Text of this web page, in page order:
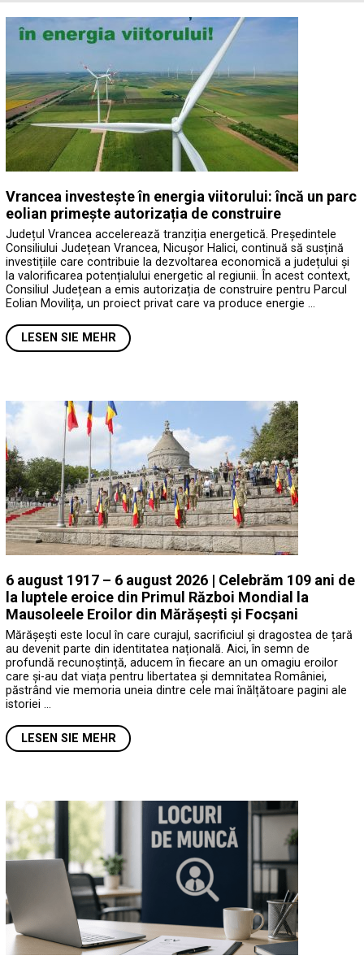
Vrancea investește în energia viitorului: încă un parc
eolian primește autorizația de construire
Județul Vrancea accelerează tranziția energetică. Președintele
Consiliului Județean Vrancea, Nicușor Halici, continuă să susțină
investițiile care contribuie la dezvoltarea economică a județului și
la valorificarea potențialului energetic al regiunii. În acest context,
Consiliul Județean a emis autorizația de construire pentru Parcul
Eolian Movilița, un proiect privat care va produce energie …
LESEN SIE MEHR
6 august 1917 – 6 august 2026 | Celebrăm 109 ani de
la luptele eroice din Primul Război Mondial la
Mausoleele Eroilor din Mărășești și Focșani
Mărășești este locul în care curajul, sacrificiul și dragostea de țară
au devenit parte din identitatea națională. Aici, în semn de
profundă recunoștință, aducem în fiecare an un omagiu eroilor
care și-au dat viața pentru libertatea și demnitatea României,
păstrând vie memoria uneia dintre cele mai înălțătoare pagini ale
istoriei …
LESEN SIE MEHR